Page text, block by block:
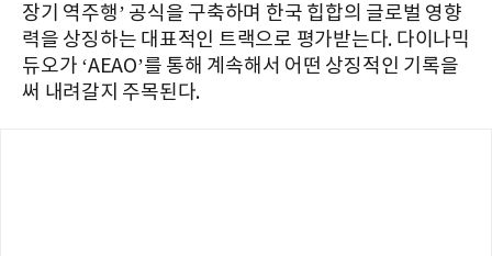
장기 역주행’ 공식을 구축하며 한국 힙합의 글로벌 영향
력을 상징하는 대표적인 트랙으로 평가받는다. 다이나믹
듀오가 ‘AEAO’를 통해 계속해서 어떤 상징적인 기록을
써 내려갈지 주목된다.